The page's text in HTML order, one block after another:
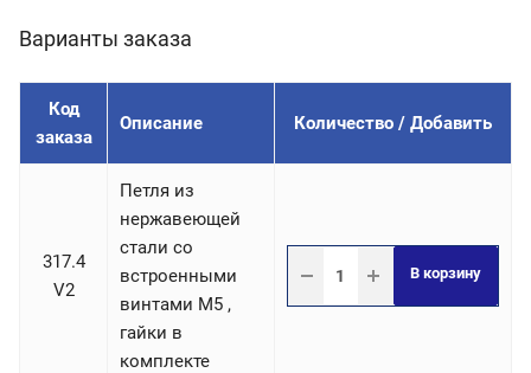
Варианты заказа
Код
заказа
Описание Количество / Добавить
317.4
V2
Петля из
нержавеющей
стали со
встроенными
винтами М5 ,
гайки в
комплекте
В корзину